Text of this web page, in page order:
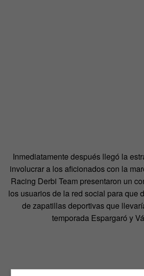
Inmediatamente después llegó la
involucrar a los aficionados con la
Racing Derbi Team presentaron un
los usuarios de la red social para que
de zapatillas deportivas que
temporada Espargaró y